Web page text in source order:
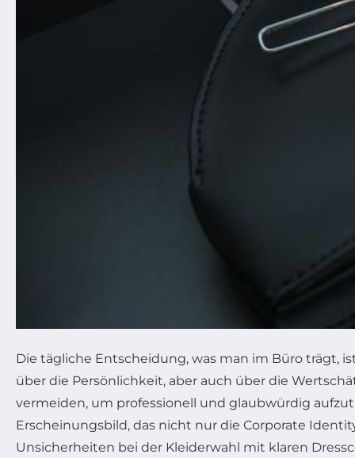
Die tägliche Entscheidung, was man im Büro trägt,
über die Persönlichkeit, aber auch über die
vermeiden, um professionell und glaubwürdig
Erscheinungsbild, das nicht nur die Corporate
Unsicherheiten bei der Kleiderwahl mit klaren